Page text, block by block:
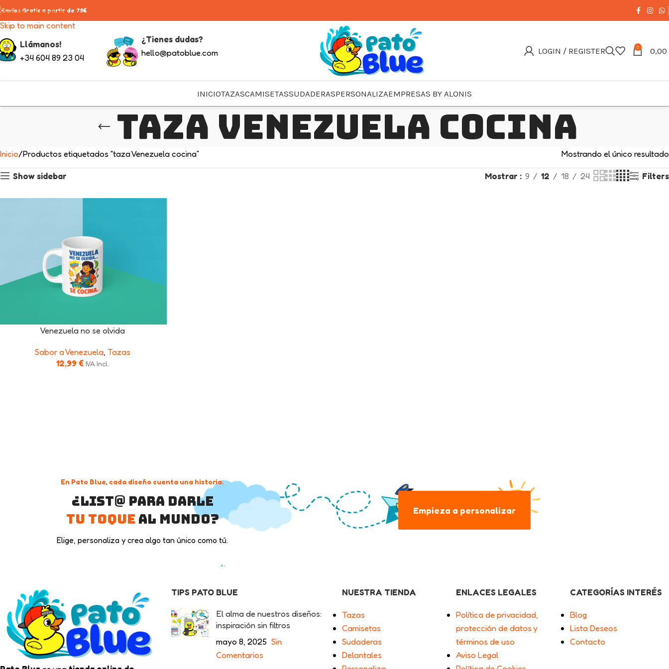
Skip to navigation
Skip to main content
Envíos Gratis a partir de 75€
Llámanos!
+34 604 89 23 04
¿Tienes dudas?
hello@patoblue.com
LOGIN / REGISTER 0 0,00
INICIOTAZASCAMISETASSUDADERASPERSONALIZAEMPRESAS BY ALONIS
taza Venezuela cocina
Inicio Productos etiquetados “taza Venezuela cocina” Mostrando el único resultado
Show sidebar Mostrar 9 12 18 24 Filters
Venezuela no se olvida
Sabor a Venezuela, Tazas
12,99 € IVA Incl.
En Pato Blue, cada diseño cuenta una historia.
¿List@ para darle
tu toque al mundo?
Elige, personaliza y crea algo tan único como tú.
Empieza a personalizar
TIPS PATO BLUE
El alma de nuestros diseños:
inspiración sin filtros
mayo 8, 2025 Sin
Comentarios
NUESTRA TIENDA
Tazas
Camisetas
Sudaderas
Delantales
ENLACES LEGALES
Política de privacidad,
protección de datos y
términos de uso
Aviso Legal
CATEGORÍAS INTERÉS
Blog
Lista Deseos
Contacto